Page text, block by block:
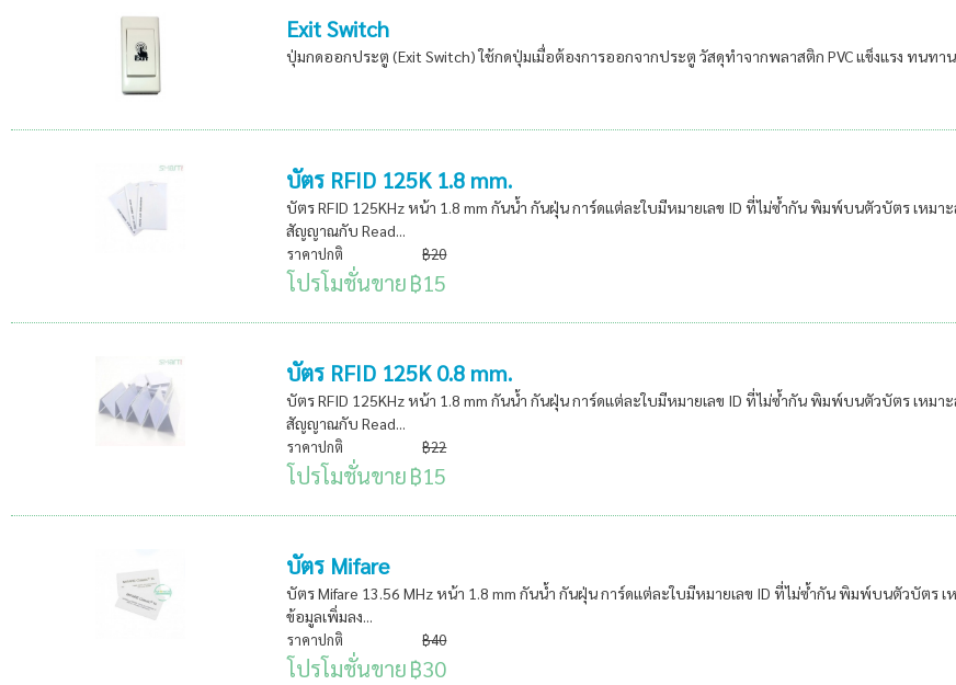
Exit Switch
ปุ่มกดออกประตู (Exit Switch) ใช้กดปุ่มเมื่อต้องการออกจากประตู วัสดุทำจากพลาสติก PVC แข็งแรง ทนทา
บัตร RFID 125K 1.8 mm.
บัตร RFID 125KHz หน้า 1.8 mm กันน้ำ กันฝุ่น การ์ดแต่ละใบมีหมายเลข ID ที่ไม่ซ้ำกัน พิมพ์บนตัวบัตร เหม
สัญญาณกับ Read...
ราคาปกติ ฿20
โปรโมชั่นขาย฿15
บัตร RFID 125K 0.8 mm.
บัตร RFID 125KHz หน้า 1.8 mm กันน้ำ กันฝุ่น การ์ดแต่ละใบมีหมายเลข ID ที่ไม่ซ้ำกัน พิมพ์บนตัวบัตร เหม
สัญญาณกับ Read...
ราคาปกติ ฿22
โปรโมชั่นขาย฿15
บัตร Mifare
บัตร Mifare 13.56 MHz หน้า 1.8 mm กันน้ำ กันฝุ่น การ์ดแต่ละใบมีหมายเลข ID ที่ไม่ซ้ำกัน พิมพ์บนตัวบัตร
ข้อมูลเพิ่มลง...
ราคาปกติ ฿40
โปรโมชั่นขาย฿30